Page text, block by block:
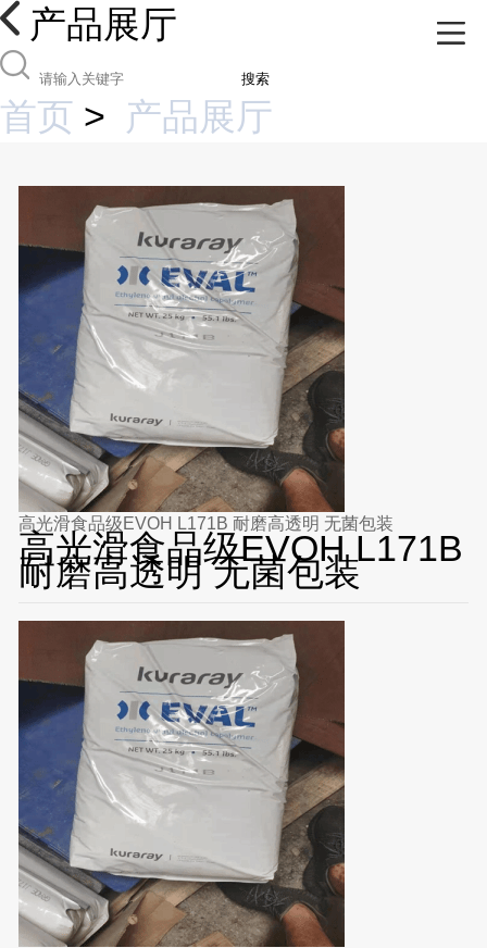
产品展厅
搜索
首页 > 产品展厅
高光滑食品级EVOH L171B 耐磨高透明 无菌包装
高光滑食品级EVOH L171B
耐磨高透明 无菌包装